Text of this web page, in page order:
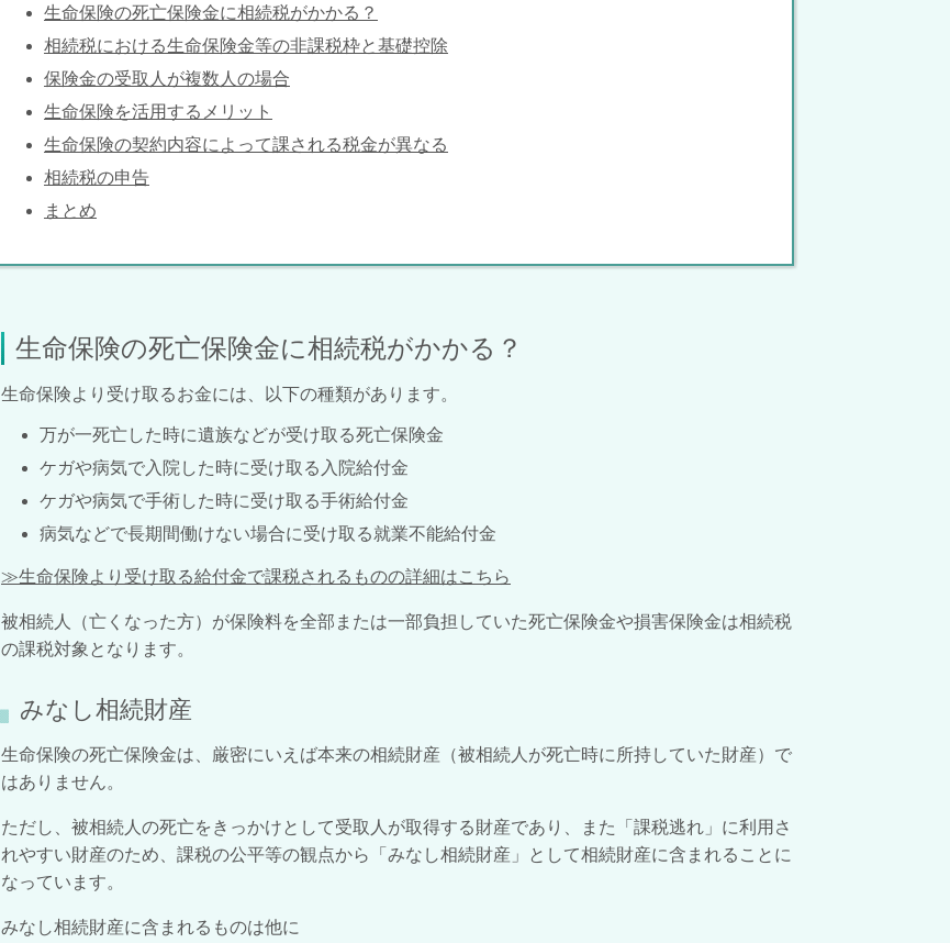
生命保険の死亡保険金に相続税がかかる？
相続税における生命保険金等の非課税枠と基礎控除
保険金の受取人が複数人の場合
生命保険を活用するメリット
生命保険の契約内容によって課される税金が異なる
相続税の申告
まとめ
生命保険の死亡保険金に相続税がかかる？
生命保険より受け取るお金には、以下の種類があります。
万が一死亡した時に遺族などが受け取る死亡保険金
ケガや病気で入院した時に受け取る入院給付金
ケガや病気で手術した時に受け取る手術給付金
病気などで長期間働けない場合に受け取る就業不能給付金
≫生命保険より受け取る給付金で課税されるものの詳細はこちら
被相続人（亡くなった方）が保険料を全部または一部負担していた死亡保険金や損害保険金は相続税
の課税対象となります。
みなし相続財産
生命保険の死亡保険金は、厳密にいえば本来の相続財産（被相続人が死亡時に所持していた財産）で
はありません。
ただし、被相続人の死亡をきっかけとして受取人が取得する財産であり、また「課税逃れ」に利用さ
れやすい財産のため、課税の公平等の観点から「みなし相続財産」として相続財産に含まれることに
なっています。
みなし相続財産に含まれるものは他に